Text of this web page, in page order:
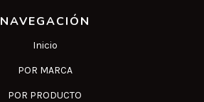
NAVEGACIÓN
Inicio
POR MARCA
POR PRODUCTO